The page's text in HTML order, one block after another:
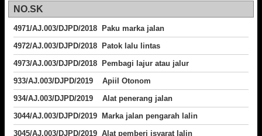
NO.SK
4971/AJ.003/DJPD/2018 Paku marka jalan
4972/AJ.003/DJPD/2018 Patok lalu lintas
4973/AJ.003/DJPD/2018
Pembagi lajur atau jalur
933/AJ.003/DJPD/2019 Apiil Otonom
934/AJ.003/DJPD/2019 Alat penerang jalan
3044/AJ.003/DJPD/2019 Marka jalan pengarah lalin
3045/AJ.003/DJPD/2019 Alat pemberi isyarat lalin